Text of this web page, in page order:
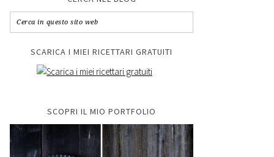
SCARICA I MIEI RICETTARI GRATUITI
SCOPRI IL MIO PORTFOLIO